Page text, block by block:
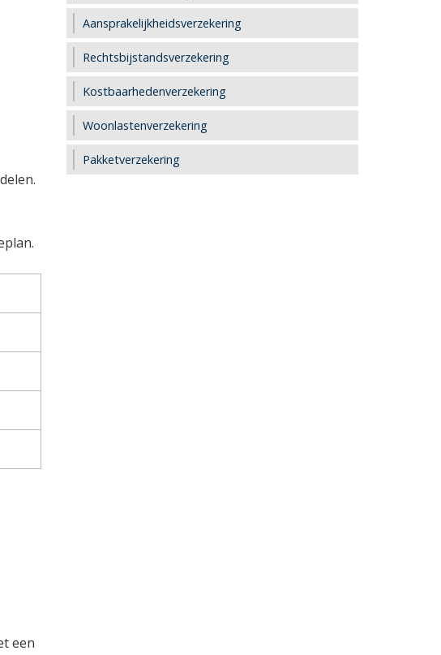
een
Aansprakelijkheidsverzekering
Rechtsbijstandsverzekering
Kostbaarhedenverzekering
Woonlastenverzekering
Pakketverzekering